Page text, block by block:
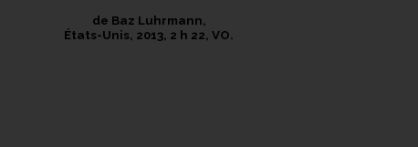
de Baz Luhrmann,
États-Unis, 2013, 2 h 22, VO.